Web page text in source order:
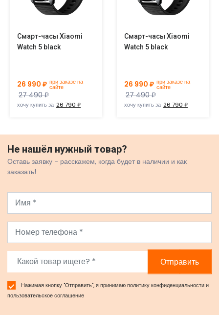
Смарт-часы Xiaomi
Watch 5 black
26 990 ₽ при заказе на
сайте
27 490 ₽
хочу купить за 26 790 ₽
Смарт-часы Xiaomi
Watch 5 black
26 990 ₽ при заказе на
сайте
27 490 ₽
хочу купить за 26 790 ₽
Не нашёл нужный товар?
Оставь заявку - расскажем, когда будет в наличии и как
заказать!
Отправить
Нажимая кнопку "Отправить", я принимаюполитику конфиденциальностии
пользовательское соглашение